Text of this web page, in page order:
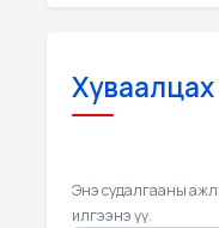
Хуваалцах
Энэ судалгааны
илгээнэ үү.